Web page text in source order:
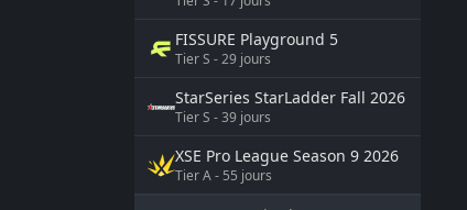
FISSURE Playground 5
TierS -29 jours
StarSeries StarLadder Fall 2026
TierS -39 jours
XSE Pro League Season 9 2026
TierA- 55 jours